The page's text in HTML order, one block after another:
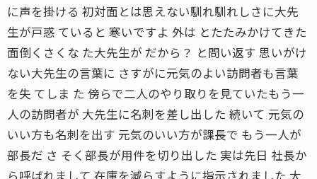
に声を掛ける 初対面とは思えない馴れ馴れしさに大先
生が戸惑 ていると 寒いですよ 外は とたたみかけてきた
面倒くさくな た大先生が だから？ と問い返す 思いがけ
ない大先生の言葉に さすがに元気のよい訪問者も言葉
を失 てしま た 傍らで二人のやり取りを見ていたもう一
人の訪問者が 大先生に名刺を差し出した 続いて 元気の
いい方も名刺を出す 元気のいい方が課長で もう一人が
部長だ さ そく部長が用件を切り出した 実は先日 社長か
ら呼ばれまして 在庫を減らすように指示されました 大